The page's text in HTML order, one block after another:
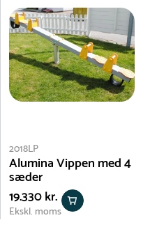
2018LP
Alumina Vippen med 4
sæder
19.330 kr.
Ekskl. moms